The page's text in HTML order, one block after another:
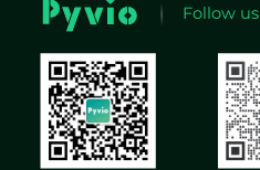
Follow us